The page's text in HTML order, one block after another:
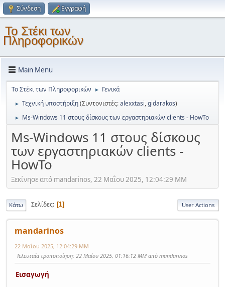
Σύνδεση Εγγραφή
Το Στέκι των
Πληροφορικών
Main Menu
Το Στέκι των Πληροφορικών ► Γενικά
► Τεχνική υποστήριξη(Συντονιστές:alexxtasi,gidarakos)
► Ms-Windows 11 στους δίσκους των εργαστηριακών clients - HowTo
Ms-Windows 11 στους δίσκους
των εργαστηριακών clients -
HowTo
Ξεκίνησε από mandarinos, 22 Μαΐου 2025, 12:04:29 ΜΜ
Κάτω Σελίδες 1 User Actions
mandarinos
22 Μαΐου 2025, 12:04:29 ΜΜ
Τελευταία τροποποίηση: 22 Μαΐου 2025, 01:16:12 ΜΜ από mandarinos
Εισαγωγή